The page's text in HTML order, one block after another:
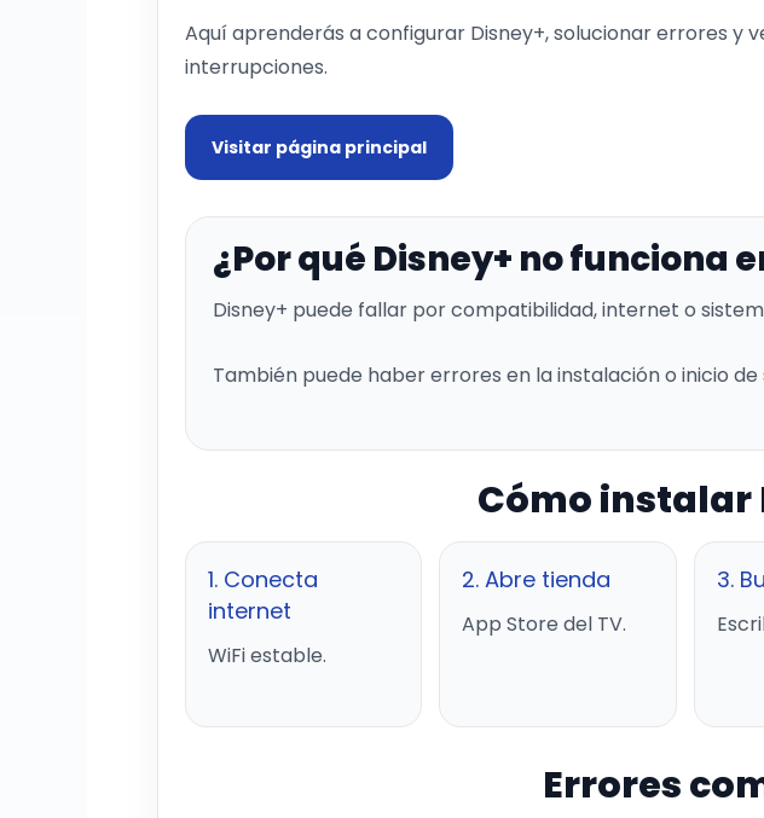
Aquí aprenderás a configurar Disney+, solucionar errores y
interrupciones.
Visitar página principal
¿Por qué Disney+ no funciona
Disney+ puede fallar por compatibilidad, internet o
También puede haber errores en la instalación o inicio de
Cómo instalar
1. Conecta
internet
WiFi estable.
2. Abre tienda
App Store del TV.
3.
Errores